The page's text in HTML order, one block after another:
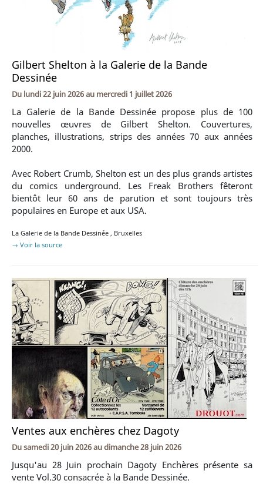
Gilbert Shelton à la Galerie de la Bande
Dessinée
Du lundi 22 juin 2026au mercredi 1 juillet 2026
La Galerie de la Bande Dessinée propose plus de 100
nouvelles œuvres de Gilbert Shelton. Couvertures,
planches, illustrations, strips des années 70 aux années
2000.
Avec Robert Crumb, Shelton est un des plus grands artistes
du comics underground. Les Freak Brothers fêteront
bientôt leur 60 ans de parution et sont toujours très
populaires en Europe et aux USA.
La Galerie de la Bande Dessinée , Bruxelles
→ Voir la source
Ventes aux enchères chez Dagoty
Dusamedi 20 juin 2026audimanche 28 juin 2026
Jusqu'au 28 Juin prochain Dagoty Enchères présente sa
vente Vol.30 consacrée à la Bande Dessinée.